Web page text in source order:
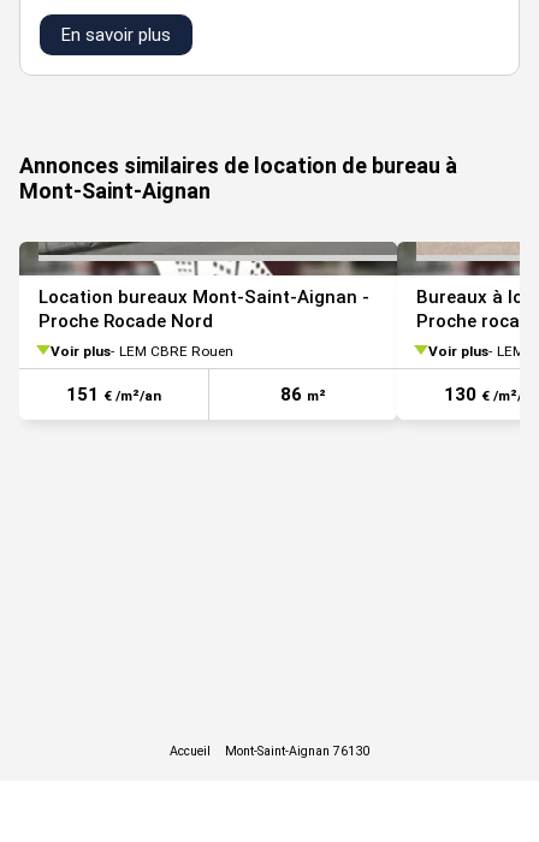
En savoir plus
Annonces similaires de location de bureau à
Mont-Saint-Aignan
Location bureaux Mont-Saint-Aignan -
Proche Rocade Nord
Voir plus LEM CBRE Rouen
151 € /m²/an 86 m²
Bureaux à
Proche
Voir plus LEM
130 € /m²/an